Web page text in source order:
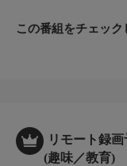
この番組をチェッ
リモート録
(趣味／教育)